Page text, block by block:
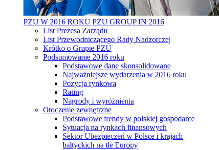
PZU W 2016 ROKU PZU GROUP IN 2016
List Prezesa Zarządu
List Przewodniczącego Rady Nadzorczej
Krótko o Grupie PZU
Podsumowanie 2016 roku
Podstawowe dane skonsolidowane
Najważniejsze wydarzenia w 2016 roku
Pozycja rynkowa
Rating
Nagrody i wyróżnienia
Otoczenie zewnętrzne
Podstawowe trendy w polskiej gospodarce
Sytuacja na rynkach finansowych
Sektor Ubezpieczeń w Polsce i krajach
bałtyckich na tle Europy